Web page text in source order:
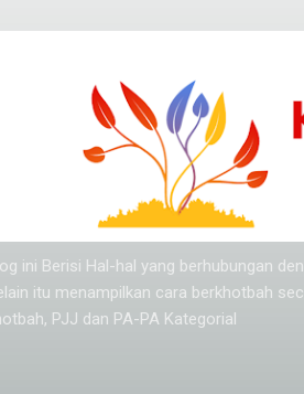
ini Berisi Hal-hal yang berhubungan
itu menampilkan cara berkhotbah
PJJ dan PA-PA Kategorial